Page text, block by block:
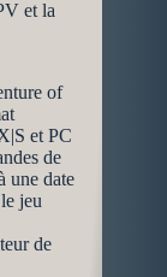
et la
of
et PC
de
une date
jeu
de